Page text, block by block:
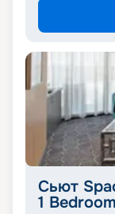
Сьют
1